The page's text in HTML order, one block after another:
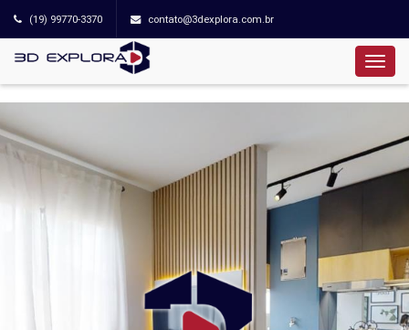
(19) 99770-3370 contato@3dexplora.com.br